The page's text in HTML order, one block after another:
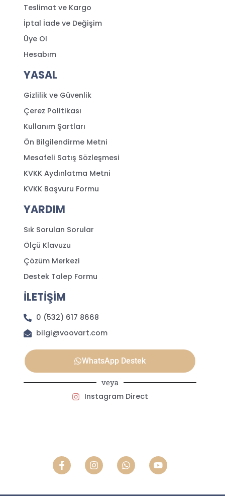
Teslimat ve Kargo
İptal İade ve Değişim
Üye Ol
Hesabım
YASAL
Gizlilik ve Güvenlik
Çerez Politikası
Kullanım Şartları
Ön Bilgilendirme Metni
Mesafeli Satış Sözleşmesi
KVKK Aydınlatma Metni
KVKK Başvuru Formu
YARDIM
Sık Sorulan Sorular
Ölçü Klavuzu
Çözüm Merkezi
Destek Talep Formu
İLETİŞİM
0 (532) 617 8668
bilgi@voovart.com
WhatsApp Destek
veya
Instagram Direct